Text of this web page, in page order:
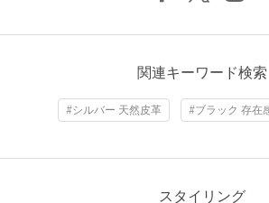
※商品に不良が無い場合、包装紙および箱の
店舗へお問い合わせの際は、全国の
品名：adidas SAMBA OG T/BLK 品番：
ニックネーム： チャン
購入サイズ：
｜
購入カラー：BLACK
これは28cmが丁度いいです。
関連キーワード検索
#シルバー 天然皮革 #ブラック 存在
スタイリング